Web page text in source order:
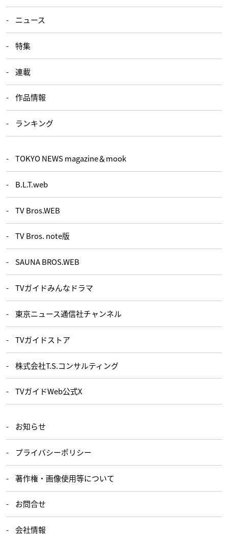
ニュース
特集
連載
作品情報
ランキング
TOKYO NEWS magazine＆mook
B.L.T.web
TV Bros.WEB
TV Bros. note版
SAUNA BROS.WEB
TVガイドみんなドラマ
東京ニュース通信社チャンネル
TVガイドストア
株式会社T.S.コンサルティング
TVガイドWeb公式X
お知らせ
プライバシーポリシー
著作権・画像使用等について
お問合せ
会社情報